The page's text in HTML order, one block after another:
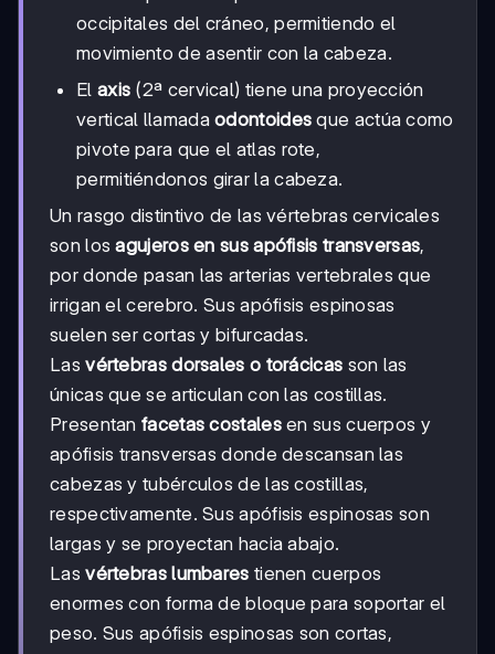
occipitales del cráneo, permitiendo el
movimiento de asentir con la cabeza.
El axis (2ª cervical) tiene una proyección
vertical llamadaodontoides que actúa como
pivote para que el atlas rote,
permitiéndonos girar la cabeza.
Un rasgo distintivo de las vértebras cervicales
son losagujeros en sus apófisis transversas,
por donde pasan las arterias vertebrales que
irrigan el cerebro. Sus apófisis espinosas
suelen ser cortas y bifurcadas.
Lasvértebras dorsales o torácicas son las
únicas que se articulan con las costillas.
Presentanfacetas costalesen sus cuerpos y
apófisis transversas donde descansan las
cabezas y tubérculos de las costillas,
respectivamente. Sus apófisis espinosas son
largas y se proyectan hacia abajo.
Lasvértebras lumbares tienen cuerpos
enormes con forma de bloque para soportar el
peso. Sus apófisis espinosas son cortas,